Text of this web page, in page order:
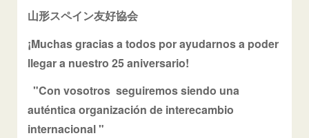
山形スペイン友好協会
¡Muchas gracias a todos por ayudarnos a poder
llegar a nuestro 25 aniversario!
"Con vosotros seguiremos siendo una
auténtica organización de interecambio
internacional "